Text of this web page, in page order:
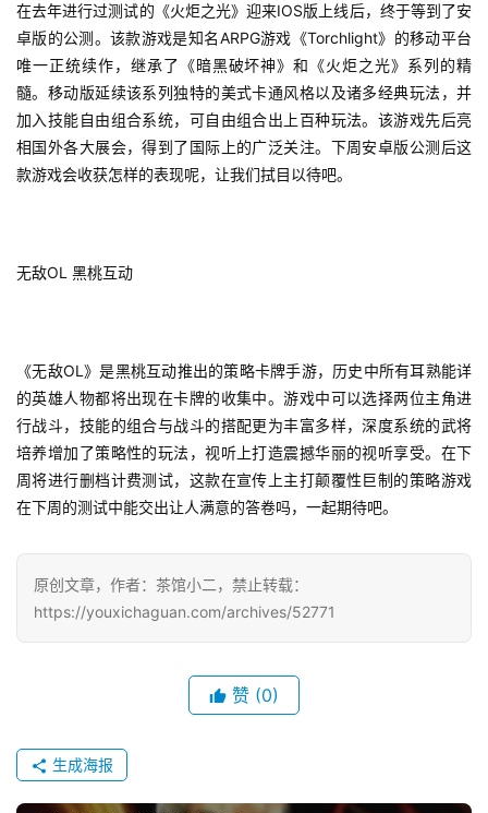
2
0
2
5
第
十
三
茶
7
月
3
0
日
游
会
上
在去年进行过测试的《火炬之光》迎来IOS版上线后，终于等到了安
卓版的公测。该款游戏是知名ARPG游戏《Torchlight》的移动平台
唯一正统续作，继承了《暗黑破坏神》和《火炬之光》系列的精
髓。移动版延续该系列独特的美式卡通风格以及诸多经典玩法，并
加入技能自由组合系统，可自由组合出上百种玩法。该游戏先后亮
相国外各大展会，得到了国际上的广泛关注。下周安卓版公测后这
款游戏会收获怎样的表现呢，让我们拭目以待吧。
无敌OL 黑桃互动
《无敌OL》是黑桃互动推出的策略卡牌手游，历史中所有耳熟能详
的英雄人物都将出现在卡牌的收集中。游戏中可以选择两位主角进
行战斗，技能的组合与战斗的搭配更为丰富多样，深度系统的武将
培养增加了策略性的玩法，视听上打造震撼华丽的视听享受。在下
周将进行删档计费测试，这款在宣传上主打颠覆性巨制的策略游戏
在下周的测试中能交出让人满意的答卷吗，一起期待吧。
原创文章，作者：茶馆小二，禁止转载：
https://youxichaguan.com/archives/52771
赞 (0)
生成海报